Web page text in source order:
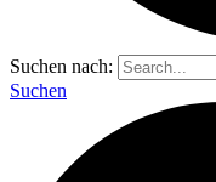
Suchen nach:
Suchen